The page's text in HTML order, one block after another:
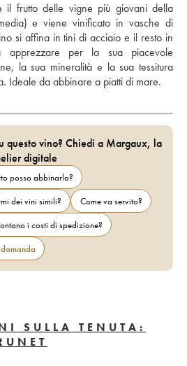
il frutto delle vigne più giovani della
e viene vinificato in vasche di
si affina in tini di acciaio e il resto in
apprezzare per la sua piacevole
la sua mineralità e la sua tessitura
Ideale da abbinare a piatti di mare.
questo vino? Chiedi a Margaux, la
digitale
posso abbinarlo?
dei vini simili?
Come va servito?
i costi di spedizione?
SULLA TENUTA: